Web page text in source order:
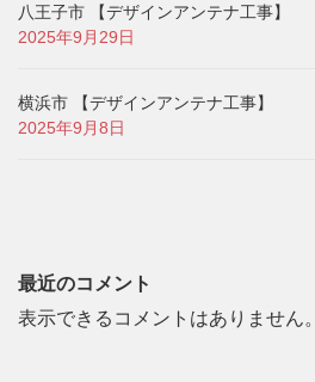
八王子市 【デザインアンテナ工事】
2025年9月29日
横浜市 【デザインアンテナ工事】
2025年9月8日
最近のコメント
表示できるコメントはありません。